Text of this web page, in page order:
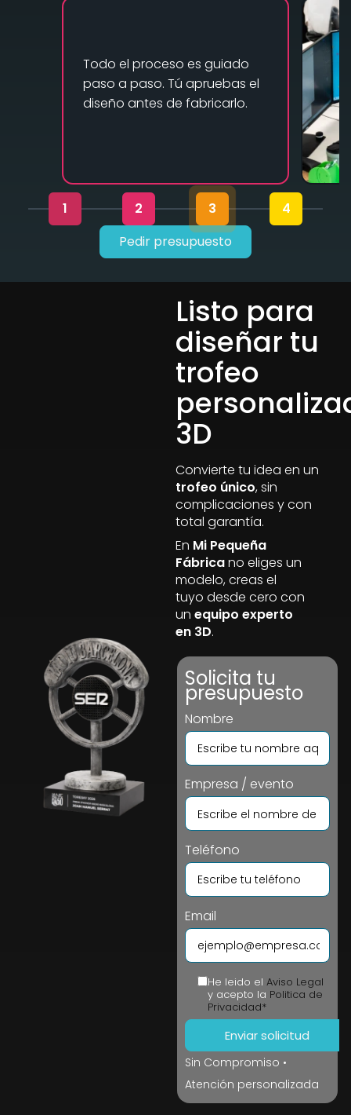
Todo el proceso es guiado
paso a paso. Tú apruebas el
diseño antes de fabricarlo.
1 2 3
4
Pedir presupuesto
Listo para
diseñar tu
trofeo
3D
Convierte tu idea en un
trofeo único, sin
complicaciones y con
total garantía.
En Mi Pequeña
Fábricano eliges un
modelo, creas el
tuyo desde cero con
un equipo experto
en 3D.
Solicita tu
presupuesto
Nombre
Empresa / evento
Teléfono
Email
He leido el Aviso Legal
y acepto la Politica de
Privacidad*
Sin Compromiso •
Atención personalizada